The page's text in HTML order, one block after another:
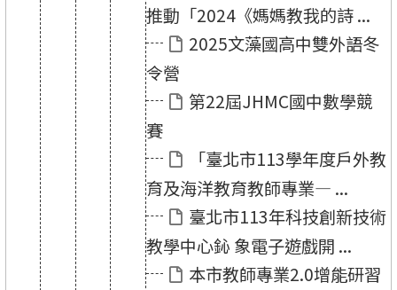
推動「2024《媽媽教我的詩 ...
2025文藻國高中雙外語冬
令營
第22屆JHMC國中數學競
賽
「臺北市113學年度戶外教
育及海洋教育教師專業— ...
臺北市113年科技創新技術
教學中心鈊 象電子遊戲開 ...
本市教師專業2.0增能研習